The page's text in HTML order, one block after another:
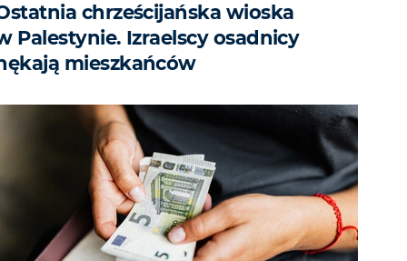
chrześcijańska wioska
Palestynie. Izraelscy osadnicy
mieszkańców